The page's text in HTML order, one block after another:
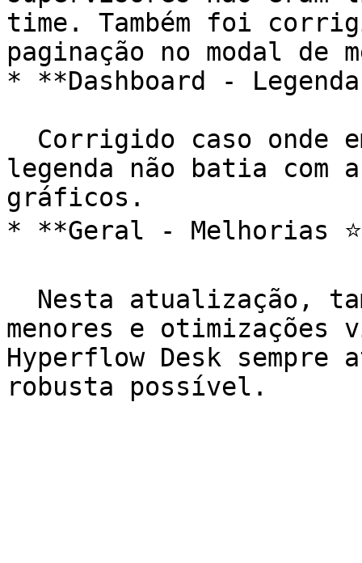
time. Também foi
paginação no modal de
* **Dashboard -
legenda não batia com
gráficos.
* **Geral - Melhorias
menores e otimizações
Hyperflow Desk